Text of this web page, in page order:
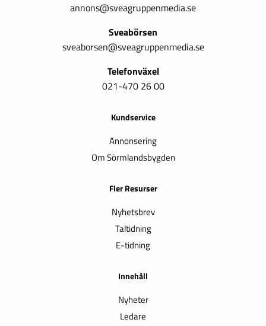
annons@sveagruppenmedia.se
Sveabörsen
sveaborsen@sveagruppenmedia.se
Telefonväxel
021-470 26 00
Kundservice
Annonsering
Om Sörmlandsbygden
Fler Resurser
Nyhetsbrev
Taltidning
E-tidning
Innehåll
Nyheter
Ledare